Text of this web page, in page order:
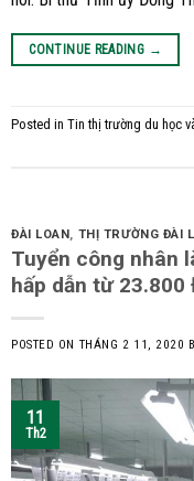
CONTINUE READING →
Posted in Tin thị trường du học
ĐÀI LOAN THỊ TRƯỜNG ĐÀI
Tuyển công nhân
hấp dẫn từ 23.800
POSTED ON THÁNG 2 11, 2020
11
Th2